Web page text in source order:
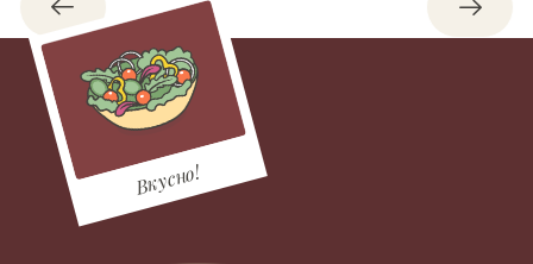
Обратно
Вкусно!